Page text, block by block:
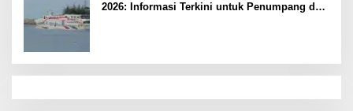
2026: Informasi Terkini untuk Penumpang dan